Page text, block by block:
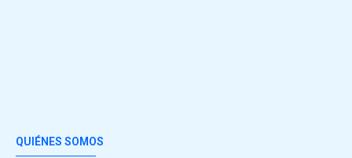
QUIÉNES SOMOS